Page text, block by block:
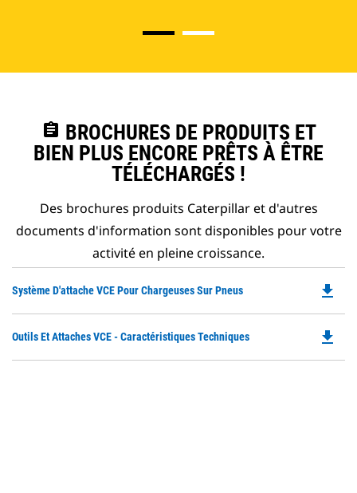
assignment BROCHURES DE PRODUITS ET
BIEN PLUS ENCORE PRÊTS À ÊTRE
TÉLÉCHARGÉS !
Des brochures produits Caterpillar et d'autres
documents d'information sont disponibles pour votre
activité en pleine croissance.
Système D'attache VCE Pour Chargeuses Sur Pneus
a
file_download
Outils Et Attaches VCE - Caractéristiques Techniques file_download